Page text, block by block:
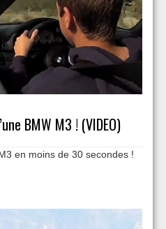
BMW M3 ! (VIDEO)
en moins de 30 secondes !